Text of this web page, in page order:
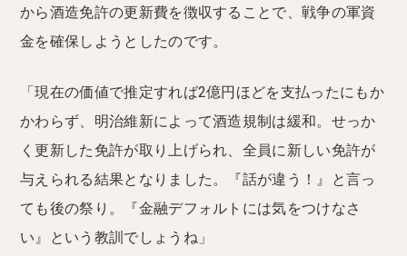
から酒造免許の更新費を徴収することで、戦争の軍資
金を確保しようとしたのです。
「現在の価値で推定すれば2億円ほどを支払ったにもか
かわらず、明治維新によって酒造規制は緩和。せっか
く更新した免許が取り上げられ、全員に新しい免許が
与えられる結果となりました。『話が違う！』と言っ
ても後の祭り。『金融デフォルトには気をつけなさ
い』という教訓でしょうね」